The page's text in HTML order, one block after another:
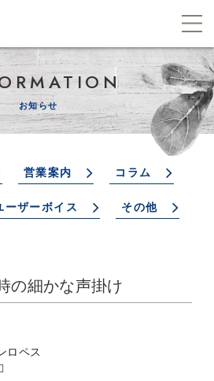
お知らせ
営業案内 コラム
ーザーボイス その他
の細かな声掛け
ロペス